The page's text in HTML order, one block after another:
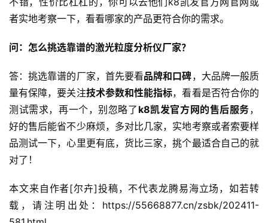
者实地考察一下，看看哪家的产品更符合你的需求。
问：怎么挑选靠谱的激光粒度分析仪厂家？
答：挑选靠谱的厂家，首先要看品牌和口碑，大品牌一般质
量有保障，要关注技术参数和性能指标，看看是否符合你的
测试需求，再一个，别忽略了 k8凯发官方网的售后服务，
好的售后能省不少麻烦，多对比几家，实地考察或者索要样
品测试一下，心里更有底，货比三家，挑个最适合自己的就
对了！
本文来自作者[尔卉]投稿，不代表龙腾易海立场，如若转
载，请注明出处：https://55668877.cn/zsbk/202411-